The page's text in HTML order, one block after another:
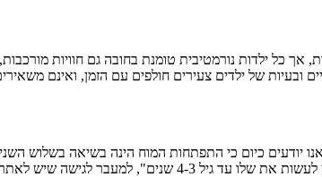
כל ילדות נורמטיבית טומנת בחובה גם חוויות
של ילדים צעירים חולפים עם הזמן, ואינם
יודעים כיום כי התפתחות המוח הינה בשיאה בשלוש
כבר במהלך שלוש השנים הראשונות לחיים.